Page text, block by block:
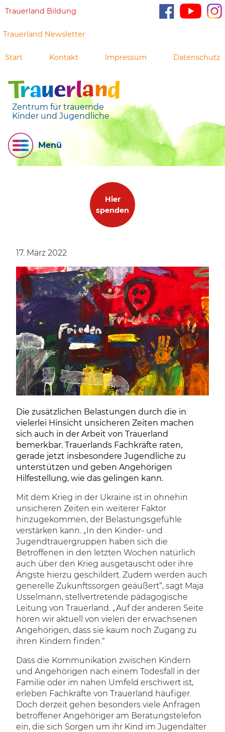
Trauerland Bildung
Trauerland Newsletter
Start Kontakt Impressum Datenschutz
Zentrum für trauernde
Kinder und Jugendliche
Menü
Hier
spenden
17. März 2022
Die zusätzlichen Belastungen durch die in
vielerlei Hinsicht unsicheren Zeiten machen
sich auch in der Arbeit von Trauerland
bemerkbar. Trauerlands Fachkräfte raten,
gerade jetzt insbesondere Jugendliche zu
unterstützen und geben Angehörigen
Hilfestellung, wie das gelingen kann.
Mit dem Krieg in der Ukraine ist in ohnehin
unsicheren Zeiten ein weiterer Faktor
hinzugekommen, der Belastungsgefühle
verstärken kann. „In den Kinder- und
Jugendtrauergruppen haben sich die
Betroffenen in den letzten Wochen natürlich
auch über den Krieg ausgetauscht oder ihre
Ängste hierzu geschildert. Zudem werden auch
generelle Zukunftssorgen geäußert“, sagt Maja
Usselmann, stellvertretende pädagogische
Leitung von Trauerland. „Auf der anderen Seite
hören wir aktuell von vielen der erwachsenen
Angehörigen, dass sie kaum noch Zugang zu
ihren Kindern finden.“
Dass die Kommunikation zwischen Kindern
und Angehörigen nach einem Todesfall in der
Familie oder im nahen Umfeld erschwert ist,
erleben Fachkräfte von Trauerland häufiger.
Doch derzeit gehen besonders viele Anfragen
betroffener Angehöriger am Beratungstelefon
ein, die sich Sorgen um ihr Kind im Jugendalter